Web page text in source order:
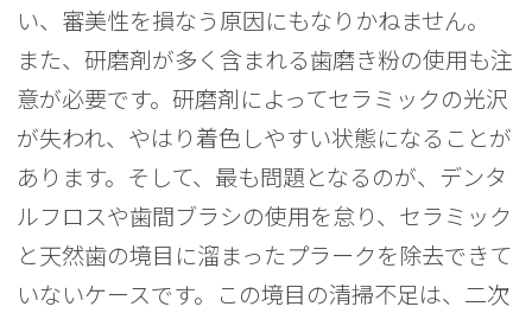
い、審美性を損なう原因にもなりかねません。
また、研磨剤が多く含まれる歯磨き粉の使用も注
意が必要です。研磨剤によってセラミックの光沢
が失われ、やはり着色しやすい状態になることが
あります。そして、最も問題となるのが、デンタ
ルフロスや歯間ブラシの使用を怠り、セラミック
と天然歯の境目に溜まったプラークを除去できて
いないケースです。この境目の清掃不足は、二次